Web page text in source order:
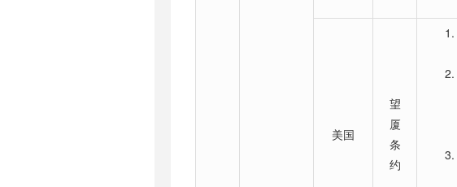
美国
望
厦
条
约